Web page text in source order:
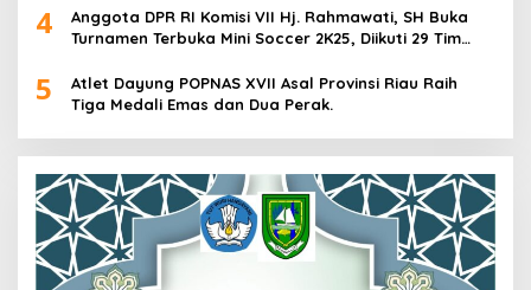
4
Anggota DPR RI Komisi VII Hj. Rahmawati, SH Buka
Turnamen Terbuka Mini Soccer 2K25, Diikuti 29 Tim
5
Atlet Dayung POPNAS XVII Asal Provinsi Riau Raih
Tiga Medali Emas dan Dua Perak.